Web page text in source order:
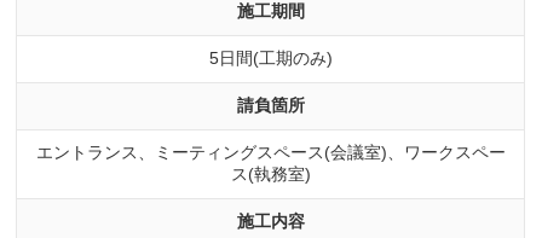
施工期間
5日間(工期のみ)
請負箇所
エントランス、ミーティングスペース(会議室)、ワークスペー
ス(執務室)
施工内容